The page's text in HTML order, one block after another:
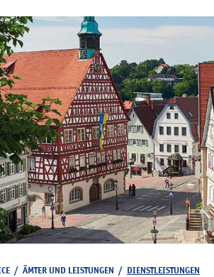
/ ÄMTER UND LEISTUNGEN / DIENSTLEISTUNGEN